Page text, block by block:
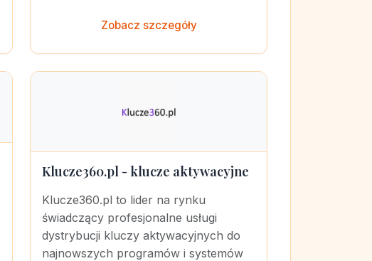
Zobacz szczegóły
Klucze360.pl - klucze aktywacyjne
Klucze360.pl to lider na rynku
świadczący profesjonalne usługi
dystrybucji kluczy aktywacyjnych do
najnowszych programów i systemów